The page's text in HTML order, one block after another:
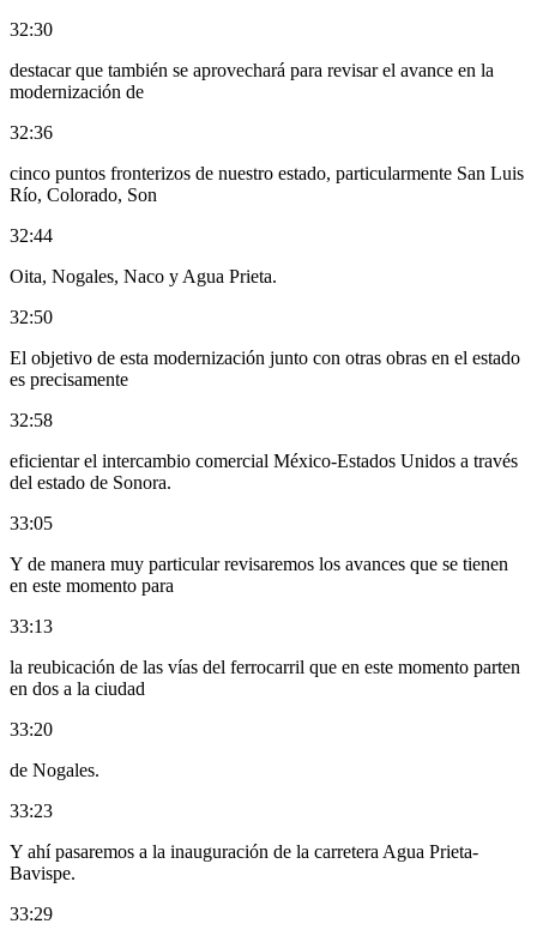
32:30
destacar que también se aprovechará para revisar el avance en la
modernización de
32:36
cinco puntos fronterizos de nuestro estado, particularmente San Luis
Río, Colorado, Son
32:44
Oita, Nogales, Naco y Agua Prieta.
32:50
El objetivo de esta modernización junto con otras obras en el estado
es precisamente
32:58
eficientar el intercambio comercial México-Estados Unidos a través
del estado de Sonora.
33:05
Y de manera muy particular revisaremos los avances que se tienen
en este momento para
33:13
la reubicación de las vías del ferrocarril que en este momento parten
en dos a la ciudad
33:20
de Nogales.
33:23
Y ahí pasaremos a la inauguración de la carretera Agua Prieta-
Bavispe.
33:29